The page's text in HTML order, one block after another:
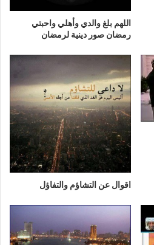
اللهم بلغ والدي وأهلي واحبتي
رمضان صور دينية لرمضان
اقوال عن التشاؤم والتفاؤل